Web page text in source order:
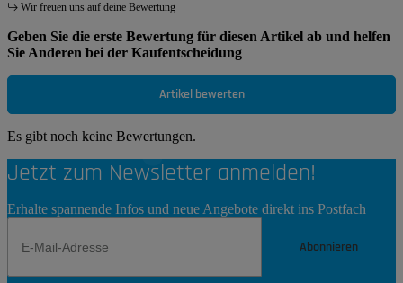
Wir freuen uns auf deine Bewertung
Geben Sie die erste Bewertung für diesen Artikel ab und helfen
Sie Anderen bei der Kaufentscheidung
Artikel bewerten
Es gibt noch keine Bewertungen.
Jetzt zum Newsletter anmelden!
Erhalte spannende Infos und neue Angebote direkt ins Postfach
Abonnieren